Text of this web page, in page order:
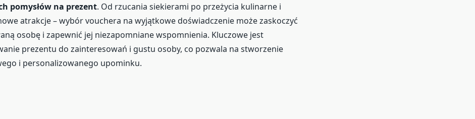
pomysłów na prezent. Od rzucania siekierami po przeżycia kulinarne i
atrakcje – wybór vouchera na wyjątkowe doświadczenie może zaskoczyć
osobę i zapewnić jej niezapomniane wspomnienia. Kluczowe jest
prezentu do zainteresowań i gustu osoby, co pozwala na stworzenie
i personalizowanego upominku.